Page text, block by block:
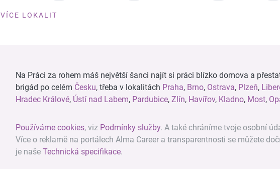
VÍCE LOKALIT
Na Práci za rohem máš největší šanci najít si práci blízko domova a
brigád po celém Česku, třeba v lokalitách Praha, Brno, Ostrava, Plzeň,
Hradec Králové, Ústí nad Labem, Pardubice, Zlín, Havířov, Kladno, Most,
Používáme cookies, viz Podmínky služby. A také chráníme tvoje osobní
Více o reklamě na portálech Alma Career a transparentnosti se můžete
je naše Technická specifikace.